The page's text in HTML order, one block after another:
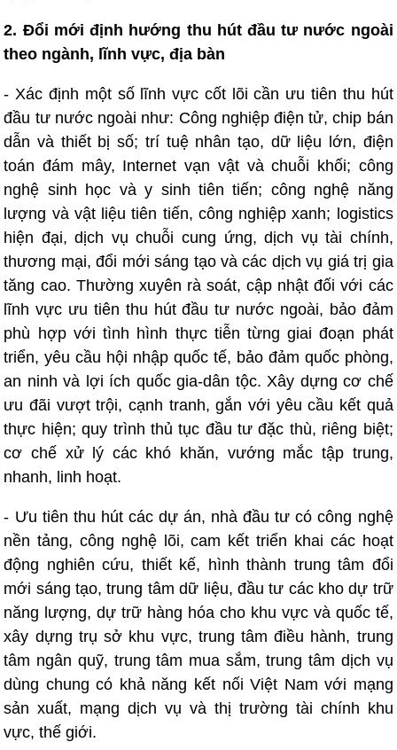
2. Đổi mới định hướng thu hút đầu tư nước ngoài
theo ngành, lĩnh vực, địa bàn
- Xác định một số lĩnh vực cốt lõi cần ưu tiên thu hút
đầu tư nước ngoài như: Công nghiệp điện tử, chip bán
dẫn và thiết bị số; trí tuệ nhân tạo, dữ liệu lớn, điện
toán đám mây, Internet vạn vật và chuỗi khối; công
nghệ sinh học và y sinh tiên tiến; công nghệ năng
lượng và vật liệu tiên tiến, công nghiệp xanh; logistics
hiện đại, dịch vụ chuỗi cung ứng, dịch vụ tài chính,
thương mại, đổi mới sáng tạo và các dịch vụ giá trị gia
tăng cao. Thường xuyên rà soát, cập nhật đối với các
lĩnh vực ưu tiên thu hút đầu tư nước ngoài, bảo đảm
phù hợp với tình hình thực tiễn từng giai đoạn phát
triển, yêu cầu hội nhập quốc tế, bảo đảm quốc phòng,
an ninh và lợi ích quốc gia-dân tộc. Xây dựng cơ chế
ưu đãi vượt trội, cạnh tranh, gắn với yêu cầu kết quả
thực hiện; quy trình thủ tục đầu tư đặc thù, riêng biệt;
cơ chế xử lý các khó khăn, vướng mắc tập trung,
nhanh, linh hoạt.
- Ưu tiên thu hút các dự án, nhà đầu tư có công nghệ
nền tảng, công nghệ lõi, cam kết triển khai các hoạt
động nghiên cứu, thiết kế, hình thành trung tâm đổi
mới sáng tạo, trung tâm dữ liệu, đầu tư các kho dự trữ
năng lượng, dự trữ hàng hóa cho khu vực và quốc tế,
xây dựng trụ sở khu vực, trung tâm điều hành, trung
tâm ngân quỹ, trung tâm mua sắm, trung tâm dịch vụ
dùng chung có khả năng kết nối Việt Nam với mạng
sản xuất, mạng dịch vụ và thị trường tài chính khu
vực, thế giới.